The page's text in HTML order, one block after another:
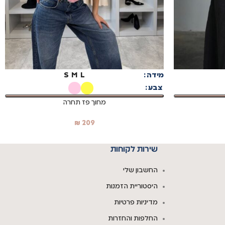
בחר אפשרויות
מידה L
M
S
צבע
מחוך פז תחרה
₪ 209
שירות לקוחות
החשבון שלי
היסטוריית הזמנות
מדיניות פרטיות
החלפות והחזרות